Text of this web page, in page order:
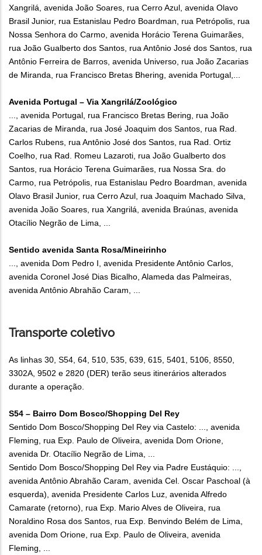
Xangrilá, avenida João Soares, rua Cerro Azul, avenida Olavo
Brasil Junior, rua Estanislau Pedro Boardman, rua Petrópolis, rua
Nossa Senhora do Carmo, avenida Horácio Terena Guimarães,
rua João Gualberto dos Santos, rua Antônio José dos Santos, rua
Antônio Ferreira de Barros, avenida Universo, rua João Zacarias
de Miranda, rua Francisco Bretas Bhering, avenida Portugal,...
Avenida Portugal – Via Xangrilá/Zoológico
..., avenida Portugal, rua Francisco Bretas Bering, rua João
Zacarias de Miranda, rua José Joaquim dos Santos, rua Rad.
Carlos Rubens, rua Antônio José dos Santos, rua Rad. Ortiz
Coelho, rua Rad. Romeu Lazaroti, rua João Gualberto dos
Santos, rua Horácio Terena Guimarães, rua Nossa Sra. do
Carmo, rua Petrópolis, rua Estanislau Pedro Boardman, avenida
Olavo Brasil Junior, rua Cerro Azul, rua Joaquim Machado Silva,
avenida João Soares, rua Xangrilá, avenida Braúnas, avenida
Otacílio Negrão de Lima, ...
Sentido avenida Santa Rosa/Mineirinho
..., avenida Dom Pedro I, avenida Presidente Antônio Carlos,
avenida Coronel José Dias Bicalho, Alameda das Palmeiras,
avenida Antônio Abrahão Caram, ...
Transporte coletivo
As linhas 30, S54, 64, 510, 535, 639, 615, 5401, 5106, 8550,
3302A, 9502 e 2820 (DER) terão seus itinerários alterados
durante a operação.
S54 – Bairro Dom Bosco/Shopping Del Rey
Sentido Dom Bosco/Shopping Del Rey via Castelo: ..., avenida
Fleming, rua Exp. Paulo de Oliveira, avenida Dom Orione,
avenida Dr. Otacílio Negrão de Lima, ...
Sentido Dom Bosco/Shopping Del Rey via Padre Eustáquio: ...,
avenida Antônio Abrahão Caram, avenida Cel. Oscar Paschoal (à
esquerda), avenida Presidente Carlos Luz, avenida Alfredo
Camarate (retorno), rua Exp. Mario Alves de Oliveira, rua
Noraldino Rosa dos Santos, rua Exp. Benvindo Belém de Lima,
avenida Dom Orione, rua Exp. Paulo de Oliveira, avenida
Fleming, ...